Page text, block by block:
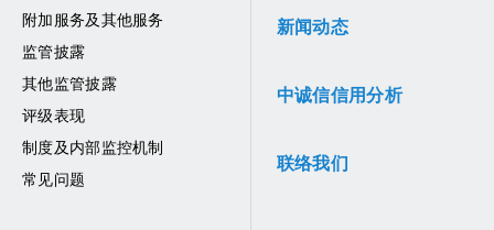
附加服务及其他服务
监管披露
其他监管披露
评级表现
制度及内部监控机制
常见问题
新闻动态
中诚信信用分析
联络我们